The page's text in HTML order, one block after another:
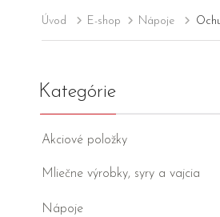
Úvod E-shop Nápoje
Kategórie
Akciové položky
Mliečne výrobky, syry a vajcia
Nápoje